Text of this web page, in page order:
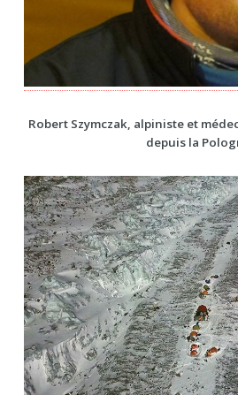
Robert Szymczak, alpiniste et
depuis la